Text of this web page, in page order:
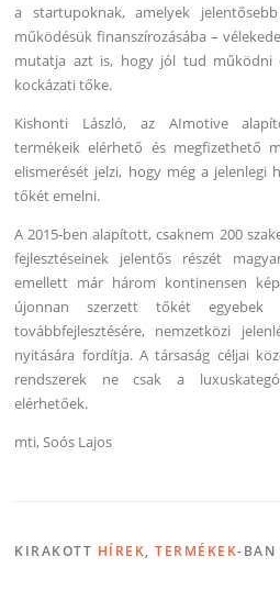
a startupoknak, amelyek
működésük finanszírozásába –
mutatja azt is, hogy jól tud működni
kockázati tőke.
Kishonti László, az AImotive
termékeik elérhető és megfizethető
elismerését jelzi, hogy még a jelenlegi
tőkét emelni.
A 2015-ben alapított, csaknem 200
fejlesztéseinek jelentős részét
emellett már három kontinensen
újonnan szerzett tőkét egyebek
továbbfejlesztésére, nemzetközi
nyitására fordítja. A társaság céljai
rendszerek ne csak a
elérhetőek.
mti, Soós Lajos
KIRAKOTT HÍREK,TERMÉKEK-BAN